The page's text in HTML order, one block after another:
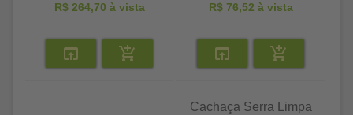
R$ 264,70 à vista R$ 76,52 à vista
Cachaça Serra Limpa